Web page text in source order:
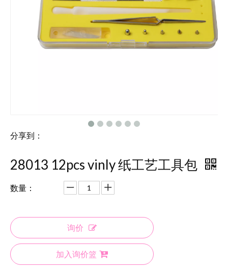
分享到：
28013 12pcs vinly 纸工艺工具包
数量：
询价
加入询价篮